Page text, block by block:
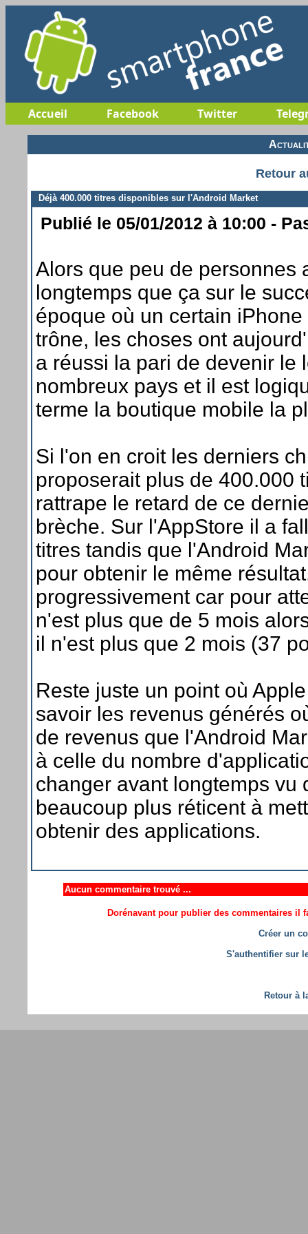
Accueil Facebook Twitter
Retour
Déjà 400.000 titres disponibles sur l'Android Market
Publié le 05/01/2012 à 10:00 -
Alors que peu de personnes
longtemps que ça sur le
époque où un certain
trône, les choses ont
a réussi la pari de devenir le
nombreux pays et il est
terme la boutique mobile la
Si l'on en croit les derniers
proposerait plus de 400.000
rattrape le retard de ce
brèche. Sur l'AppStore il a
titres tandis que l'Android
pour obtenir le même
progressivement car pour
n'est plus que de 5 mois
il n'est plus que 2 mois (37
Reste juste un point où
savoir les revenus générés
de revenus que l'Android
à celle du nombre
changer avant longtemps vu
beaucoup plus réticent à
obtenir des applications.
Aucun commentaire trouvé ...
Dorénavant pour publier des commentaires il
Créer un
S'authentifier sur
Retour à